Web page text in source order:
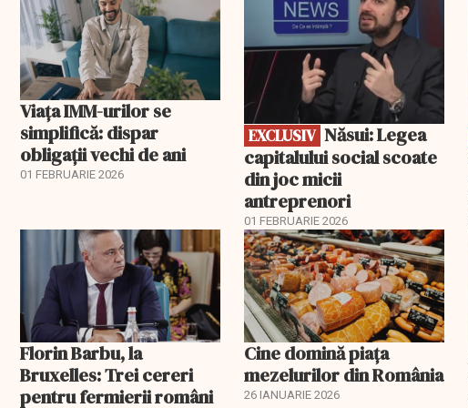
Viața IMM-urilor se
simplifică: dispar
obligații vechi de ani
01 FEBRUARIE 2026
EXCLUSIV Năsui: Legea
capitalului social scoate
din joc micii
antreprenori
01 FEBRUARIE 2026
Florin Barbu, la
Bruxelles: Trei cereri
pentru fermierii români
Cine domină piața
mezelurilor din România
26 IANUARIE 2026